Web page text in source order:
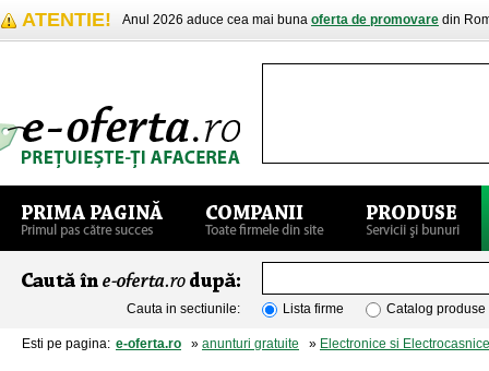
ATENTIE! Anul 2026 aduce cea mai buna oferta de promovare din
Cauta in sectiunile: Lista firme Catalog produse
Esti pe pagina: e-oferta.ro » anunturi gratuite » Electronice si Electrocasnice